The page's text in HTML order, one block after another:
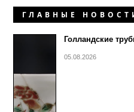
ГЛАВНЫЕ
Голландские
05.08.2026